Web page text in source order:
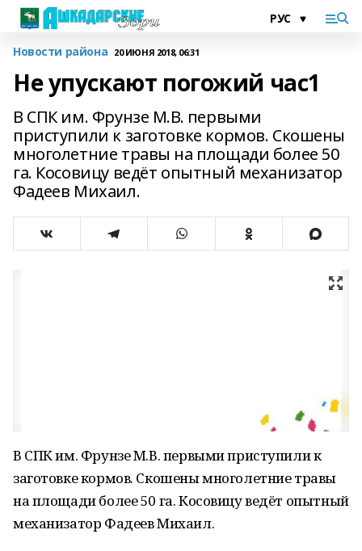
Новости района 20 ИЮНЯ 2018, 06:31
Не упускают погожий час1
В СПК им. Фрунзе М.В. первыми
приступили к заготовке кормов. Скошены
многолетние травы на площади более 50
га. Косовицу ведёт опытный механизатор
Фадеев Михаил.
В СПК им. Фрунзе М.В. первыми приступили к
заготовке кормов. Скошены многолетние травы
на площади более 50 га. Косовицу ведёт опытный
механизатор Фадеев Михаил.